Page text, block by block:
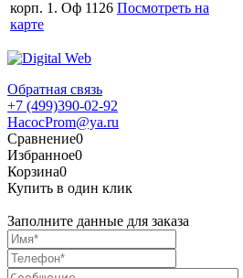
корп. 1. Оф 1126 Посмотреть на
карте
Обратная связь
+7 (499)390-02-92
HacocProm@ya.ru
Сравнение0
Избранное0
Корзина0
Купить в один клик
Заполните данные для заказа